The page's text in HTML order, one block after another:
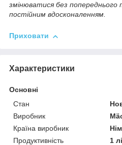
змінюватися без попереднього
постійним вдосконаленням.
Приховати
Характеристики
Основні
Стан
Виробник
Країна виробник
Продуктивність
1